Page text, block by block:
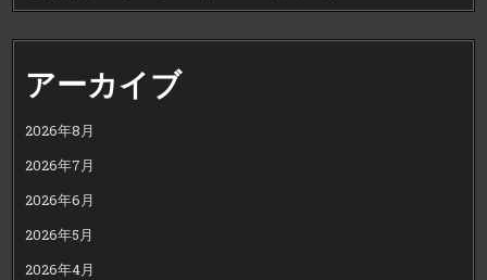
アーカイブ
2026年8月
2026年7月
2026年6月
2026年5月
2026年4月